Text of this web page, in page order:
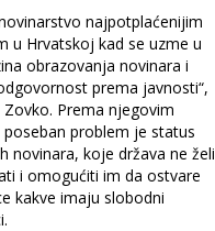
najpotplaćenijim
u Hrvatskoj kad se uzme u
obrazovanja novinara i
prema javnosti“,
Prema njegovim
problem je status
novinara, koje država ne želi
i omogućiti im da ostvare
kakve imaju slobodni